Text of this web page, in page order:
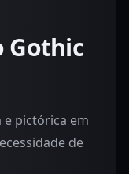
Gothic
pictórica em
de